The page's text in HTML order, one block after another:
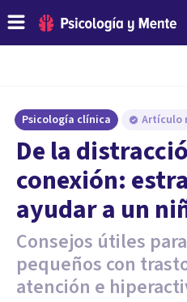
Psicología clínica Artículo
De la
conexión:
ayudar a un
Consejos útiles
pequeños con
atención e